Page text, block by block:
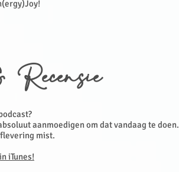
Recensie
aanmoedigen om dat vandaag te doen.
mist.
iTunes!